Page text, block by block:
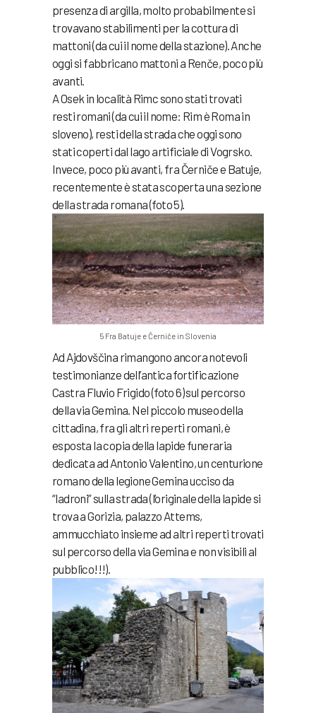
presenza di argilla, molto probabilmente si
trovavano stabilimenti per la cottura di
mattoni (da cui il nome della stazione). Anche
oggi si fabbricano mattoni a Renče, poco più
avanti.
A Osek in località Rimc sono stati trovati
resti romani (da cui il nome: Rim è Roma in
sloveno), resti della strada che oggi sono
stati coperti dal lago artificiale di Vogrsko.
Invece, poco più avanti, fra Černiče e Batuje,
recentemente è stata scoperta una sezione
della strada romana (foto 5).
5 Fra Batuje e Černiče in Slovenia
Ad Ajdovščina rimangono ancora notevoli
testimonianze dell’antica fortificazione
Castra Fluvio Frigido (foto 6) sul percorso
della via Gemina. Nel piccolo museo della
cittadina, fra gli altri reperti romani, è
esposta la copia della lapide funeraria
dedicata ad Antonio Valentino, un centurione
romano della legione Gemina ucciso da
“ladroni” sulla strada (l’originale della lapide si
trova a Gorizia, palazzo Attems,
ammucchiato insieme ad altri reperti trovati
sul percorso della via Gemina e non visibili al
pubblico!!!).